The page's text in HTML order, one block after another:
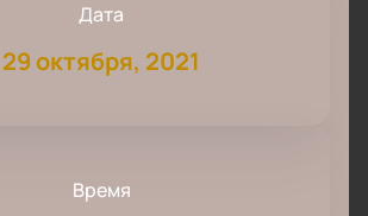
Дата
29 октября, 2021
Время